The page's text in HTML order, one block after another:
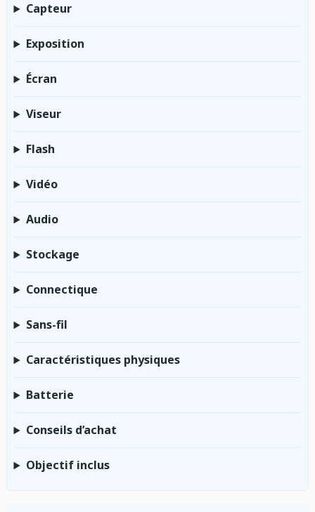
Capteur
Exposition
Écran
Viseur
Flash
Vidéo
Audio
Stockage
Connectique
Sans-fil
Caractéristiques physiques
Batterie
Conseils d’achat
Objectif inclus